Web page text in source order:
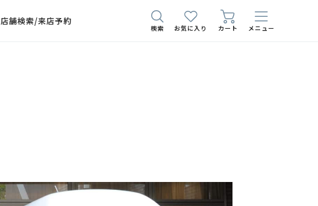
店舗検索/来店予約
検索 お気に入り カート メニュー